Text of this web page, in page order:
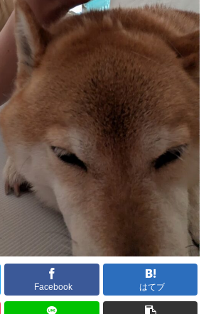
Facebook はてブ